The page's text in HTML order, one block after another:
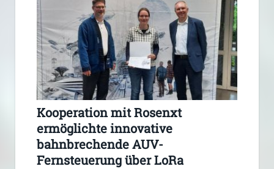
Kooperation mit Rosenxt
ermöglichte innovative
bahnbrechende AUV-
Fernsteuerung über LoRa